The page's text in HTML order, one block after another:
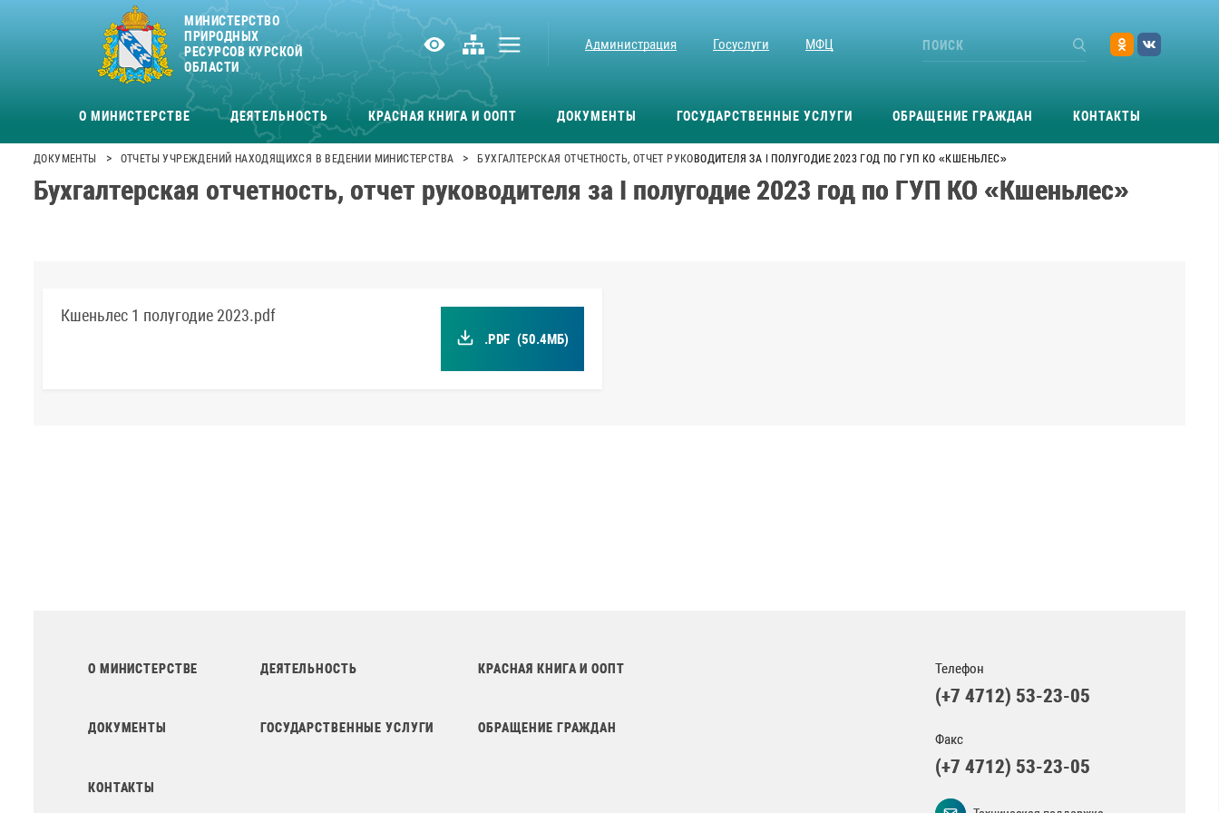
МИНИСТЕРСТВО
ПРИРОДНЫХ
РЕСУРСОВ КУРСКОЙ
ОБЛАСТИ
Администрация Госуслуги МФЦ
О МИНИСТЕРСТВЕ ДЕЯТЕЛЬНОСТЬ КРАСНАЯ КНИГА И ООПТ ДОКУМЕНТЫ ГОСУДАРСТВЕННЫЕ УСЛУГИ ОБРАЩЕНИЕ ГРАЖДАН КОНТАКТЫ
ДОКУМЕНТЫ > ОТЧЕТЫ УЧРЕЖДЕНИЙ НАХОДЯЩИХСЯ В ВЕДЕНИИ МИНИСТЕРСТВА > БУХГАЛТЕРСКАЯ ОТЧЕТНОСТЬ, ОТЧЕТ РУКОВОДИТЕЛЯ ЗА I ПОЛУГОДИЕ 2023 ГОД ПО ГУП КО «КШЕНЬЛЕС»
Бухгалтерская отчетность, отчет руководителя за I полугодие 2023 год по ГУП КО «Кшеньлес»
Кшеньлес 1 полугодие 2023.pdf
.PDF (50.4МБ)
О МИНИСТЕРСТВЕ ДЕЯТЕЛЬНОСТЬ КРАСНАЯ КНИГА И ООПТ
ДОКУМЕНТЫ ГОСУДАРСТВЕННЫЕ УСЛУГИ ОБРАЩЕНИЕ ГРАЖДАН
КОНТАКТЫ
Телефон
(+7 4712) 53-23-05
Факс
(+7 4712) 53-23-05